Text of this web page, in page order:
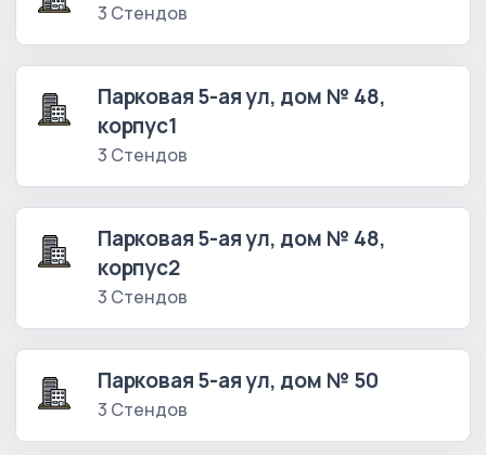
3 Стендов
Парковая 5-ая ул, дом № 48,
корпус1
3 Стендов
Парковая 5-ая ул, дом № 48,
корпус2
3 Стендов
Парковая 5-ая ул, дом № 50
3 Стендов